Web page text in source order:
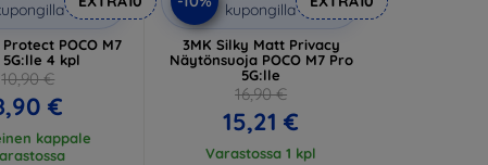
POCO M7
5G:lle 4 kpl
10,90 €
€
kappale
kupongilla
3MK Silky Matt Privacy
Näytönsuoja POCO M7 Pro
5G:lle
16,90 €
15,21 €
Varastossa 1 kpl